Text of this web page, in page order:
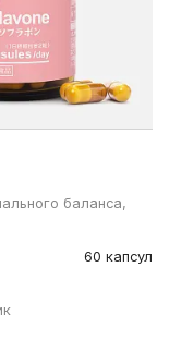
баланса,
60 капсул